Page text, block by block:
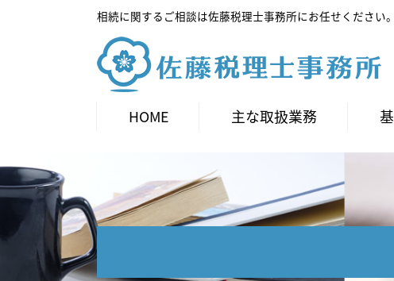
相続に関するご相談は佐藤税理士事務所にお任せください
HOME 主な取扱業務